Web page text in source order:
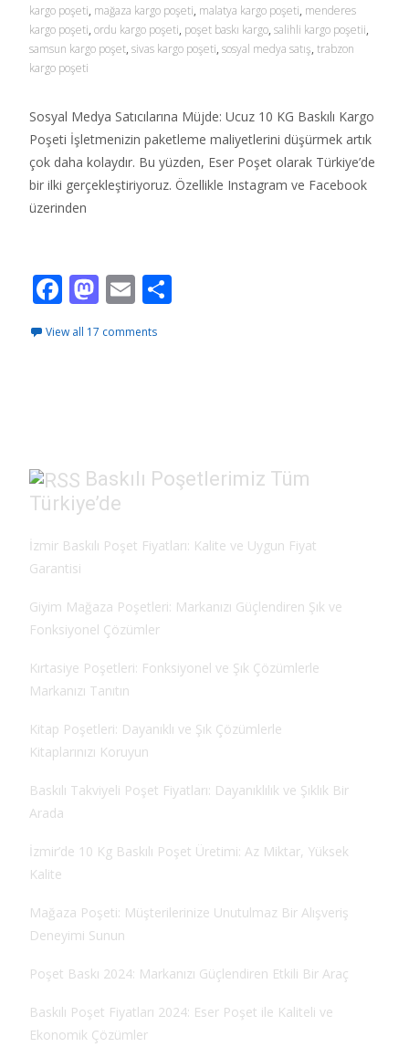
kargo poşeti, mağaza kargo poşeti, malatya kargo poşeti, menderes
kargo poşeti, ordu kargo poşeti, poşet baskı kargo, salihli kargo poşetii,
samsun kargo poşet, sivas kargo poşeti, sosyal medya satış, trabzon
kargo poşeti
Sosyal Medya Satıcılarına Müjde: Ucuz 10 KG Baskılı Kargo
Poşeti İşletmenizin paketleme maliyetlerini düşürmek artık
çok daha kolaydır. Bu yüzden, Eser Poşet olarak Türkiye’de
bir ilki gerçekleştiriyoruz. Özellikle Instagram ve Facebook
üzerinden
F
ac
e
k
M
to
E
m
ai
View all 17 comments
Baskılı Poşetlerimiz Tüm
Türkiye’de
İzmir Baskılı Poşet Fiyatları: Kalite ve Uygun Fiyat
Garantisi
Giyim Mağaza Poşetleri: Markanızı Güçlendiren Şık ve
Fonksiyonel Çözümler
Kırtasiye Poşetleri: Fonksiyonel ve Şık Çözümlerle
Markanızı Tanıtın
Kitap Poşetleri: Dayanıklı ve Şık Çözümlerle
Kitaplarınızı Koruyun
Baskılı Takviyeli Poşet Fiyatları: Dayanıklılık ve Şıklık Bir
Arada
İzmir’de 10 Kg Baskılı Poşet Üretimi: Az Miktar, Yüksek
Kalite
Mağaza Poşeti: Müşterilerinize Unutulmaz Bir Alışveriş
Deneyimi Sunun
Poşet Baskı 2024: Markanızı Güçlendiren Etkili Bir Araç
Baskılı Poşet Fiyatları 2024: Eser Poşet ile Kaliteli ve
Ekonomik Çözümler